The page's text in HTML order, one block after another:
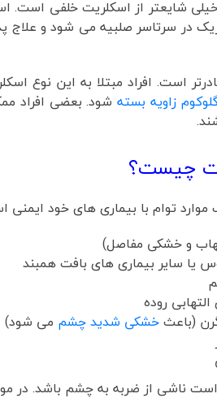
شایعتر از اسکلریت خلفی است.
در سرتاسر صلبیه می شود و علاج
است. افراد مبتلا به این
زاویه بستهشود. بعضی افراد
چیست؟
موارد توام با بیماری های خود
و خشکی مفاصل)
یا سایر بیماری های بافت همبند
روده
(باعثخشکی شدید چشم می شود)
ناشی از ضربه به چشم باشد. در